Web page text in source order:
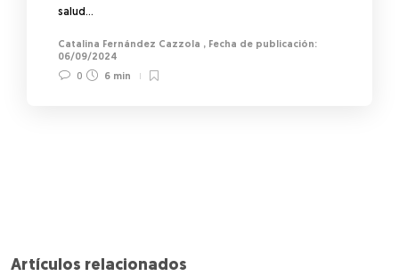
salud…
Catalina Fernández Cazzola ,
06/09/2024
0
6 min
Artículos relacionados